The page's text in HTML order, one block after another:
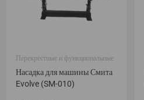
Перекрестные и функциональные
Насадка для машины Смита
Evolve (SM-010)